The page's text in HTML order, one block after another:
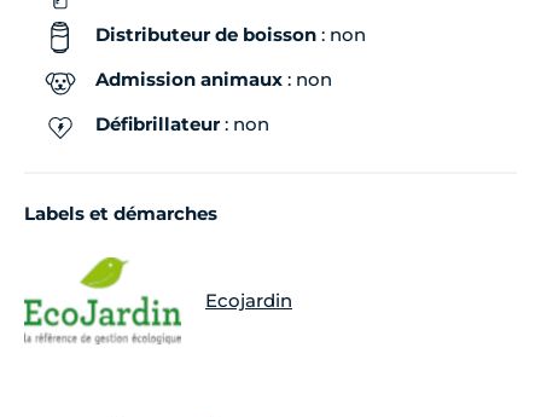
Distributeur de boisson : non
Admission animaux : non
Défibrillateur: non
Labels et démarches
Ecojardin